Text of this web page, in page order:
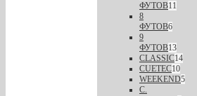
ФУТОВ11
8
ФУТОВ6
9
ФУТОВ13
CLASSIC14
CUETEC10
WEEKEND5
С.